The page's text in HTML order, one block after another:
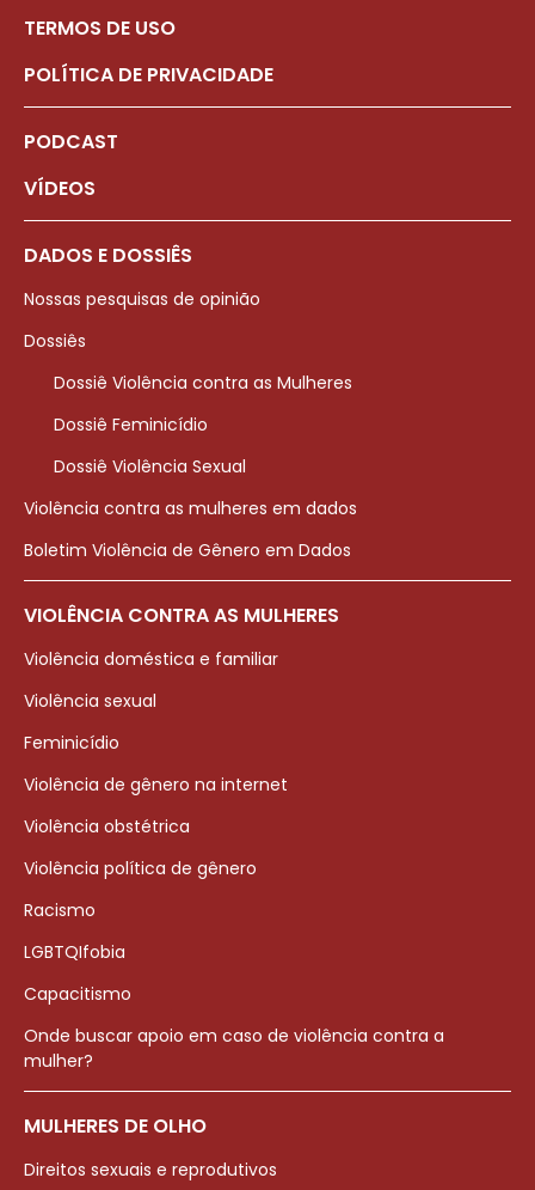
TERMOS DE USO
POLÍTICA DE PRIVACIDADE
PODCAST
VÍDEOS
DADOS E DOSSIÊS
Nossas pesquisas de opinião
Dossiês
Dossiê Violência contra as Mulheres
Dossiê Feminicídio
Dossiê Violência Sexual
Violência contra as mulheres em dados
Boletim Violência de Gênero em Dados
VIOLÊNCIA CONTRA AS MULHERES
Violência doméstica e familiar
Violência sexual
Feminicídio
Violência de gênero na internet
Violência obstétrica
Violência política de gênero
Racismo
LGBTQIfobia
Capacitismo
Onde buscar apoio em caso de violência contra a
mulher?
MULHERES DE OLHO
Direitos sexuais e reprodutivos